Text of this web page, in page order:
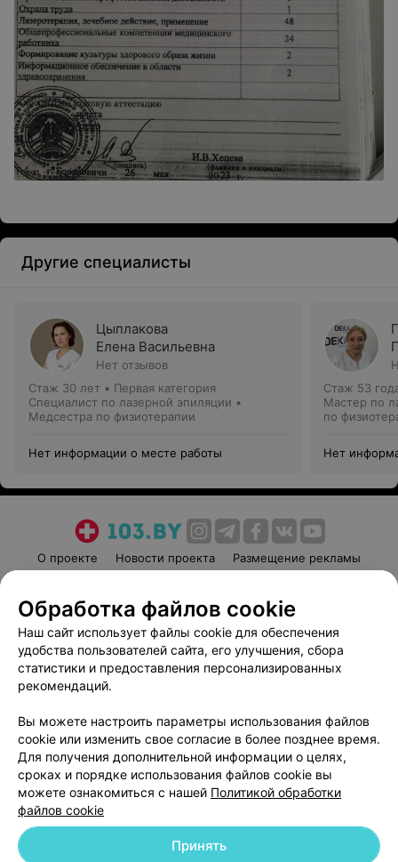
Другие специалисты
Цыплакова
Елена Васильевна
Нет отзывов
Стаж 30 лет • Первая категория
Специалист по лазерной эпиляции •
Медсестра по физиотерапии
Нет информации о месте работы
Стаж 53
Мастер по
по
Нет
О проекте Новости проекта
Размещение рекламы
Пользовательское соглашение
Способы оплаты
Вакансии
Партнеры
Написать руководителю 103.by
Обработка персональных данных
© 2026 ООО «Артокс Лаб», УНП 191700409 | 220012, Республика Беларусь,
Обработка файлов cookie
Наш сайт использует файлы cookie для обеспечения
удобства пользователей сайта, его улучшения, сбора
статистики и предоставления персонализированных
рекомендаций.
Вы можете настроить параметры использования файлов
cookie или изменить свое согласие в более позднее время.
Для получения дополнительной информации о целях,
сроках и порядке использования файлов cookie вы
можете ознакомиться с нашей Политикой обработки
файлов cookie
Принять